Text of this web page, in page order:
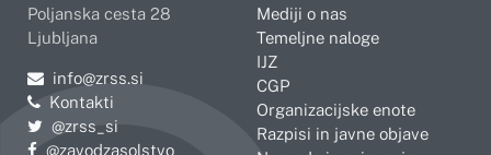
Poljanska cesta 28
Ljubljana
Pošljite e-mail na
info@zrss.si
Kontakti
Pojdite na Twitter:
@zrss_si
Pojdite na Facebook:
@zavodzasolstvo
Mediji o nas
Temeljne naloge
IJZ
CGP
Organizacijske enote
Razpisi in javne objave